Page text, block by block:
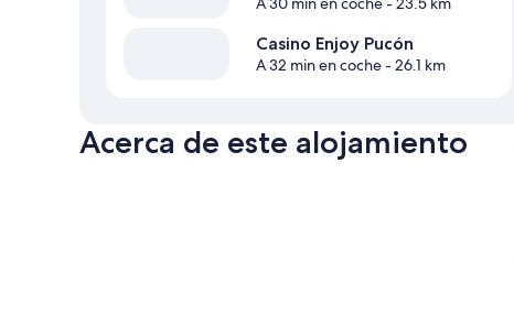
Casino Enjoy Pucón
A 32 min en coche- 26.1 km
Acerca de este alojamiento